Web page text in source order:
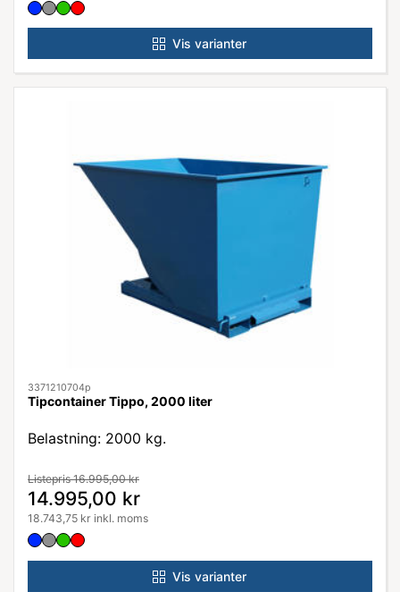
Vis varianter
3371210704p
Tipcontainer Tippo, 2000 liter
Belastning: 2000 kg.
Listepris 16.995,00 kr
14.995,00 kr
18.743,75 kr inkl. moms
Vis varianter